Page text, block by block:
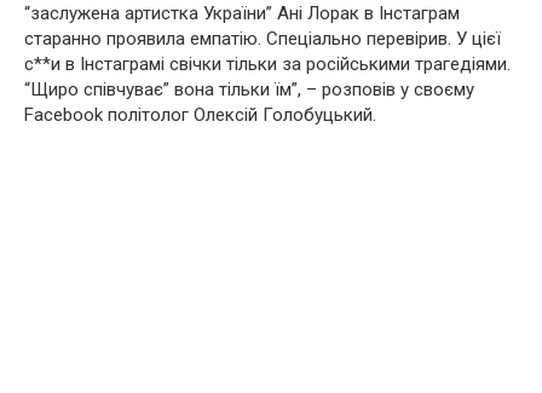
“заслужена артистка України” Ані Лорак в Інстаграм
старанно проявила емпатію. Спеціально перевірив. У цієї
с**и в Інстаграмі свічки тільки за російськими тpaгедіями.
“Щиро співчуває” вона тільки їм”, – розповів у своєму
Facebook політолог Олексій Голобуцький.